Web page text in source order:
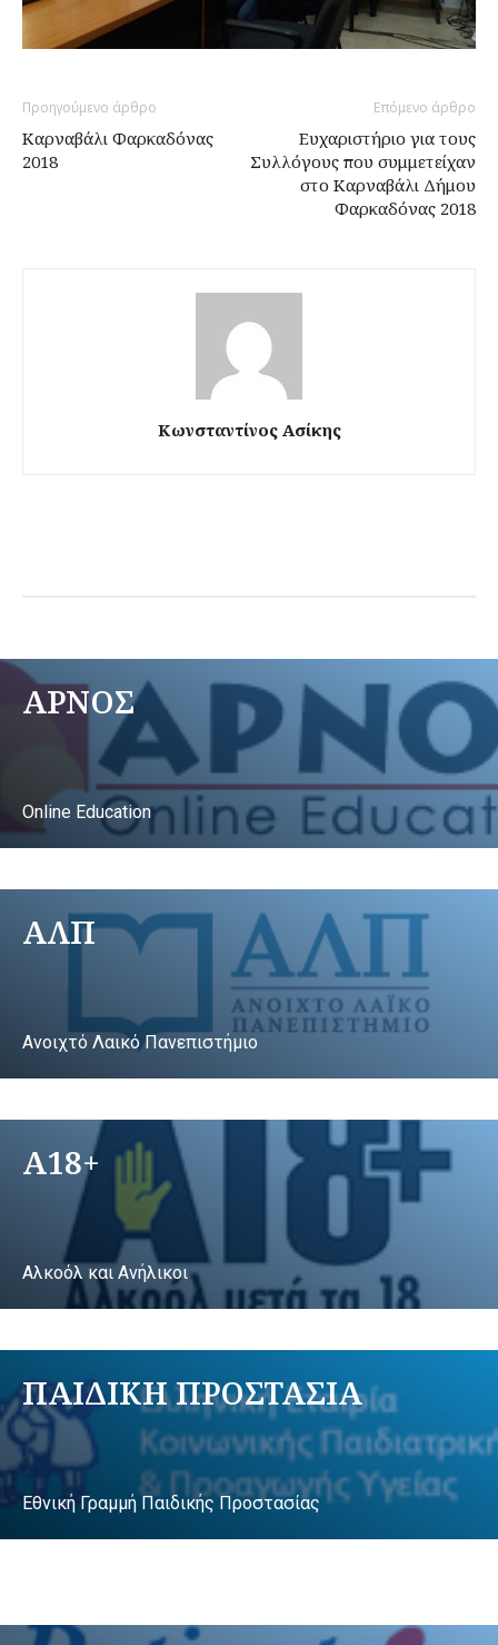
Προηγούμενο άρθρο
Καρναβάλι Φαρκαδόνας
2018
Επόμενο άρθρο
Ευχαριστήριο για τους
Συλλόγους που συμμετείχαν
στο Καρναβάλι Δήμου
Φαρκαδόνας 2018
Κωνσταντίνος Ασίκης
ΑΡΝΟΣ
Online Education
ΑΛΠ
Ανοιχτό Λαικό Πανεπιστήμιο
A18+
Αλκοόλ και Ανήλικοι
ΠΑΙΔΙΚΗ ΠΡΟΣΤΑΣΙΑ
Εθνική Γραμμή Παιδικής Προστασίας